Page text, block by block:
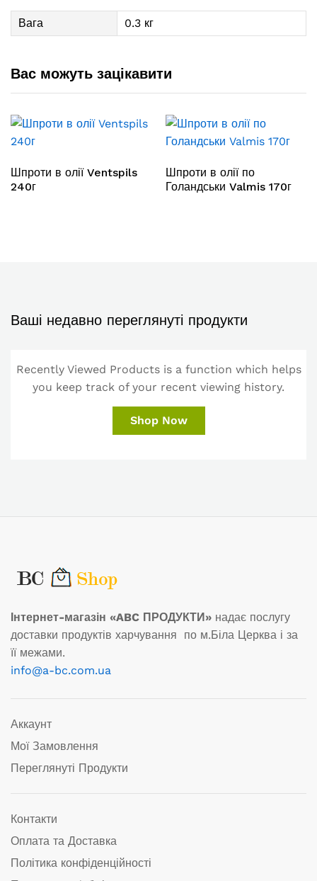
Вага 0.3 кг
Вас можуть зацікавити
Шпроти в олії Ventspils
240г
Шпроти в олії по
Голандськи Valmis 170г
Ваші недавно переглянуті продукти
Recently Viewed Products is a function which helps
you keep track of your recent viewing history.
Shop Now
Інтернет-магазін «ABC ПРОДУКТИ» надає послугу
доставки продуктів харчування по м.Біла Церква і за
її межами.
info@a-bc.com.ua
Аккаунт
Мої Замовлення
Переглянуті Продукти
Контакти
Оплата та Доставка
Політика конфіденційності